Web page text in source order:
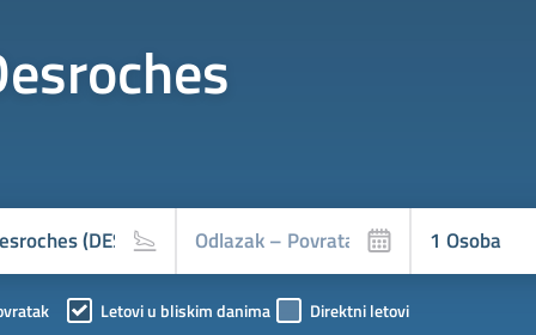
Letovi u bliskim danima Direktni letovi